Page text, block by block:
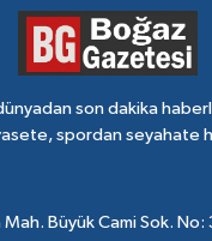
son dakika
spordan seyahate
Mah. Büyük Cami Sok.